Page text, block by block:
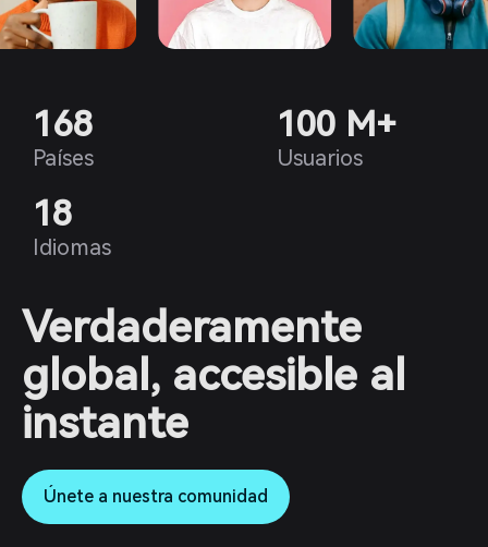
168
Países
100 M+
Usuarios
18
Idiomas
Verdaderamente
global, accesible al
instante
Únete a nuestra comunidad